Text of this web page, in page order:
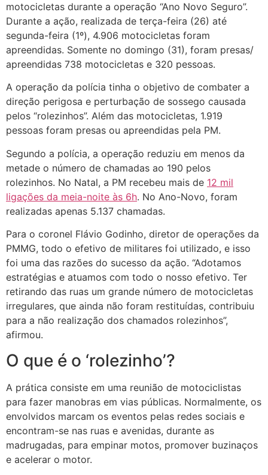
motocicletas durante a operação “Ano Novo Seguro”.
Durante a ação, realizada de terça-feira (26) até
segunda-feira (1º), 4.906 motocicletas foram
apreendidas. Somente no domingo (31), foram presas/
apreendidas 738 motocicletas e 320 pessoas.
A operação da polícia tinha o objetivo de combater a
direção perigosa e perturbação de sossego causada
pelos “rolezinhos”. Além das motocicletas, 1.919
pessoas foram presas ou apreendidas pela PM.
Segundo a polícia, a operação reduziu em menos da
metade o número de chamadas ao 190 pelos
rolezinhos. No Natal, a PM recebeu mais de 12 mil
ligações da meia-noite às 6h. No Ano-Novo, foram
realizadas apenas 5.137 chamadas.
Para o coronel Flávio Godinho, diretor de operações da
PMMG, todo o efetivo de militares foi utilizado, e isso
foi uma das razões do sucesso da ação. “Adotamos
estratégias e atuamos com todo o nosso efetivo. Ter
retirando das ruas um grande número de motocicletas
irregulares, que ainda não foram restituídas, contribuiu
para a não realização dos chamados rolezinhos”,
afirmou.
O que é o ‘rolezinho’?
A prática consiste em uma reunião de motociclistas
para fazer manobras em vias públicas. Normalmente, os
envolvidos marcam os eventos pelas redes sociais e
encontram-se nas ruas e avenidas, durante as
madrugadas, para empinar motos, promover buzinaços
e acelerar o motor.